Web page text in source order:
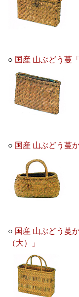
○ 国産 山ぶどう蔓
○ 国産 山ぶどう蔓
○ 国産 山ぶどう蔓
（大）」